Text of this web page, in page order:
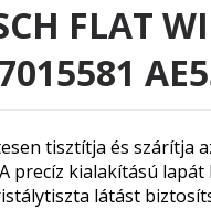
FLAT
tisztítja és szárítja
precíz kialakítású
látást